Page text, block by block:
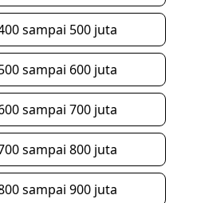
sampai 500 juta
sampai 600 juta
sampai 700 juta
sampai 800 juta
sampai 900 juta